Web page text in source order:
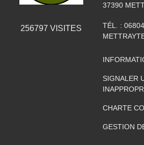
256797 VISITES
37390
TÉL. :
SIGNALER
CHARTE
GESTION